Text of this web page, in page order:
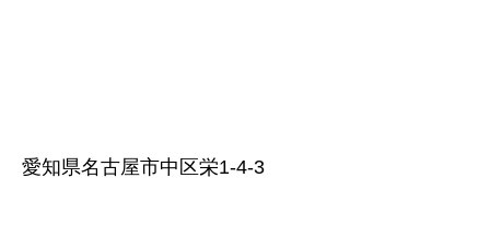
愛知県名古屋市中区栄1-4-3